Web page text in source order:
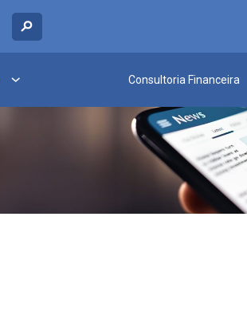
Consultoria Financeira